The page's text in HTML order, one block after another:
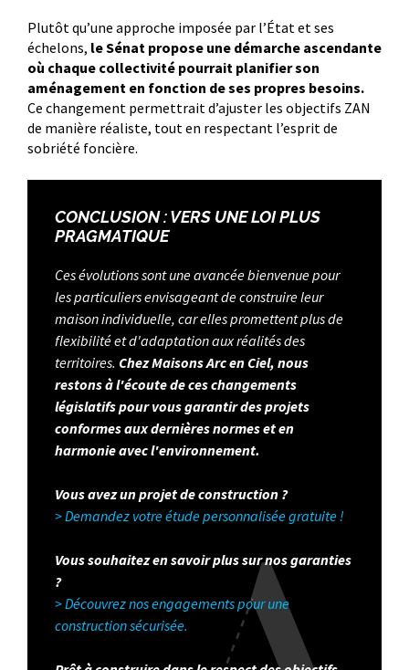
Plutôt qu’une approche imposée par l’État et ses
échelons, le Sénat propose une démarche ascendante
où chaque collectivité pourrait planifier son
aménagement en fonction de ses propres besoins.
Ce changement permettrait d’ajuster les objectifs ZAN
de manière réaliste, tout en respectant l’esprit de
sobriété foncière.
CONCLUSION : VERS UNE LOI PLUS
PRAGMATIQUE
Ces évolutions sont une avancée bienvenue pour
les particuliers envisageant de construire leur
maison individuelle, car elles promettent plus de
flexibilité et d'adaptation aux réalités des
territoires. Chez Maisons Arc en Ciel, nous
restons à l'écoute de ces changements
législatifs pour vous garantir des projets
conformes aux dernières normes et en
harmonie avec l'environnement.
Vous avez un projet de construction ?
> Demandez votre étude personnalisée gratuite !
Vous souhaitez en savoir plus sur nos garanties
?
> Découvrez nos engagements pour une
construction sécurisée.